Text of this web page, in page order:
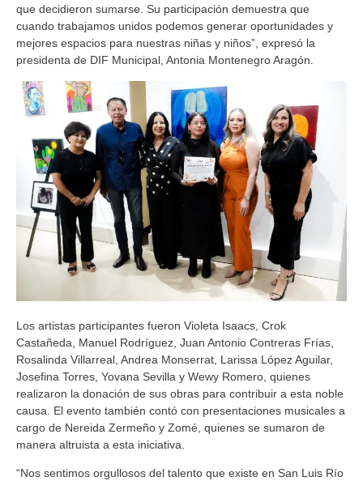
que decidieron sumarse. Su participación demuestra que
cuando trabajamos unidos podemos generar oportunidades y
mejores espacios para nuestras niñas y niños”, expresó la
presidenta de DIF Municipal, Antonia Montenegro Aragón.
Los artistas participantes fueron Violeta Isaacs, Crok
Castañeda, Manuel Rodríguez, Juan Antonio Contreras Frías,
Rosalinda Villarreal, Andrea Monserrat, Larissa López Aguilar,
Josefina Torres, Yovana Sevilla y Wewy Romero, quienes
realizaron la donación de sus obras para contribuir a esta noble
causa. El evento también contó con presentaciones musicales a
cargo de Nereida Zermeño y Zomé, quienes se sumaron de
manera altruista a esta iniciativa.
“Nos sentimos orgullosos del talento que existe en San Luis Río